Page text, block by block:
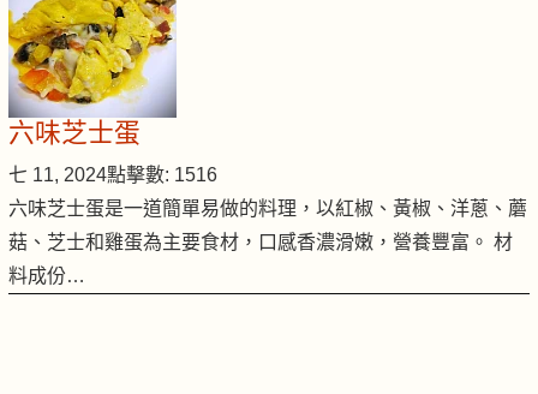
六味芝士蛋
七 11, 2024點擊數: 1516
六味芝士蛋是一道簡單易做的料理，以紅椒、黃椒、洋蔥、蘑
菇、芝士和雞蛋為主要食材，口感香濃滑嫩，營養豐富。 材
料成份…